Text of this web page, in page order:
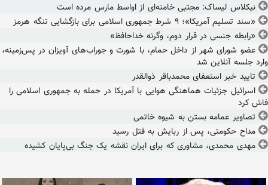
نیکلاس لیساک: مجتبی خامنه‌ای از اواسط مارس مرده است
«سند تسلیم آمریکا»؛ ۹ شرط جمهوری اسلامی برای بازگشایی تنگه هرمز
«رابطه جنسی در قرار دوم، وگرنه خداحافظ»
عضو شورای شهر از داخل حمام، با شورت و جوراب‌های آویزان در پس‌زمینه،
وارد جلسه آنلاین شد
تایید خبر استعفای محمدباقر ذوالقدر
اسرائیل جزئیات هماهنگی هوایی با آمریکا در حمله به جمهوری اسلامی را
فاش کرد
تصاویر عمامه بستن به شیوه خاتمی
مداح حکومتی، پس از ربایش به قتل رسید
مهدی محمدی، مشاوری که برای ایران نقشه یک جنگ بی‌پایان کشیده